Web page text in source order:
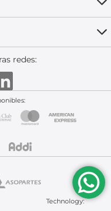
redes:
Technology: